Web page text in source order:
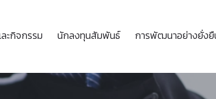
ะกิจกรรม นักลงทุนสัมพันธ์ การพัฒนาอย่างยั่งยื